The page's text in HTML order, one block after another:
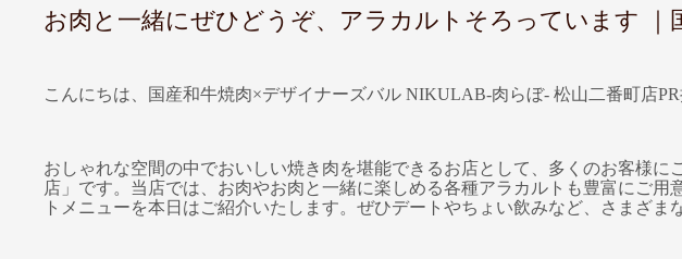
お肉と一緒にぜひどうぞ、アラカルトそろっています
こんにちは、国産和牛焼肉×デザイナーズバル NIKULAB-肉らぼ- 松山二番町店PR
おしゃれな空間の中でおいしい焼き肉を堪能できるお店として、多くのお客様
店」です。当店では、お肉やお肉と一緒に楽しめる各種アラカルトも豊富にご
トメニューを本日はご紹介いたします。ぜひデートやちょい飲みなど、さまざま